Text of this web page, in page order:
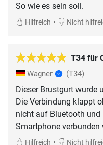
So wie es sein soll.
Hilfreich • Nicht
T34 für
Wagner (T34)
Dieser Brustgurt wurde
Die Verbindung klappt
nicht auf Bluetooth
Smartphone verbunden
Hilfreich • Nicht